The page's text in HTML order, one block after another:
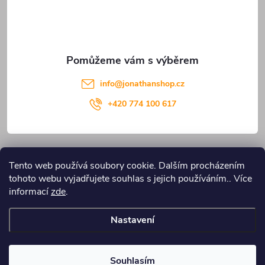
Tento web používá soubory cookie. Dalším procházením
tohoto webu vyjadřujete souhlas s jejich používáním.. Více
informacízde.
Nastavení
Souhlasím
info@jonathanshop.cz
+420 774 100 617
Blog JONATHANshop.cz
Copyright 2026
nastavení cookies